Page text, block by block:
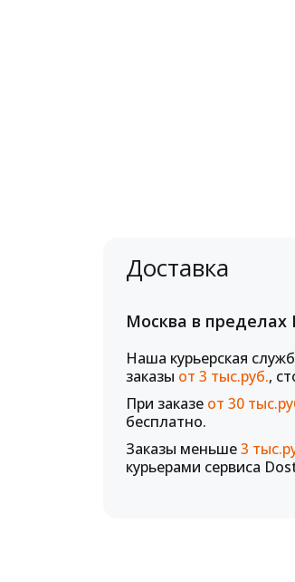
Доставка
Москва в
Наша курьерская
заказы от 3 тыс.руб.,
При заказе от 30
бесплатно.
Заказы меньше3
курьерами сервиса